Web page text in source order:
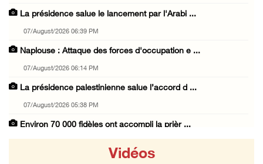
La présidence salue le lancement par l'Arabi ...
07/August/2026 06:39 PM
Naplouse : Attaque des forces d'occupation e ...
07/August/2026 06:14 PM
La présidence palestinienne salue l’accord d ...
07/August/2026 05:38 PM
Environ 70 000 fidèles ont accompli la prièr ...
Vidéos